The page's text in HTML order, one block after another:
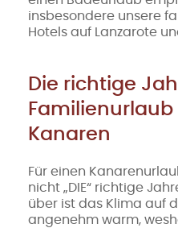
insbesondere unsere
Hotels auf Lanzarote
Die richtige
Familienurlaub
Kanaren
Für einen
nicht „DIE“ richtige
über ist das Klima auf
angenehm warm,